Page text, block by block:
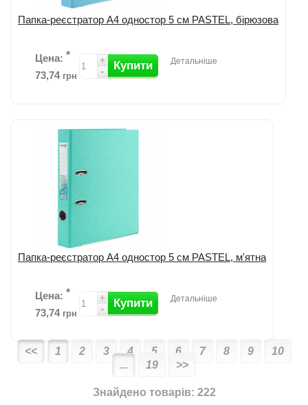
Папка-реєстратор А4 одностор 5 см PASTEL, бірюзова
Цена: *
73,74 грн
+
- Купити Детальніше
Додати до порівняння
Папка-реєстратор А4 одностор 5 см PASTEL, м'ятна
Цена: *
73,74 грн
+
- Купити Детальніше
<< 1 2 3 4 5 6 7 8 9
10
...
19 >>
Знайдено товарів: 222